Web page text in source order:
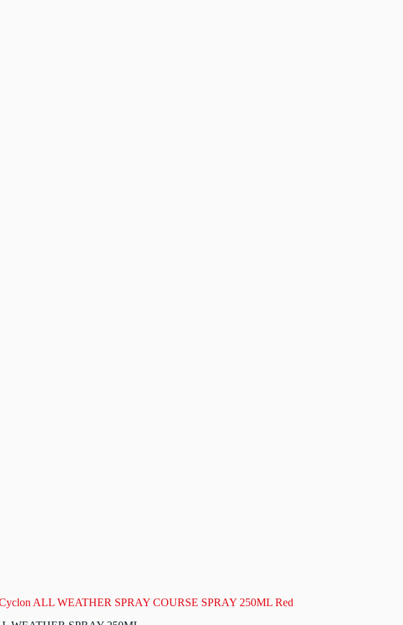
ALL WEATHER SPRAY COURSE SPRAY 250ML Red